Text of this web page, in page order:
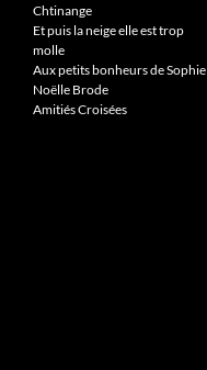
Chtinange
Et puis la neige elle est trop
molle
Aux petits bonheurs de Sophie
Noëlle Brode
Amitiés Croisées